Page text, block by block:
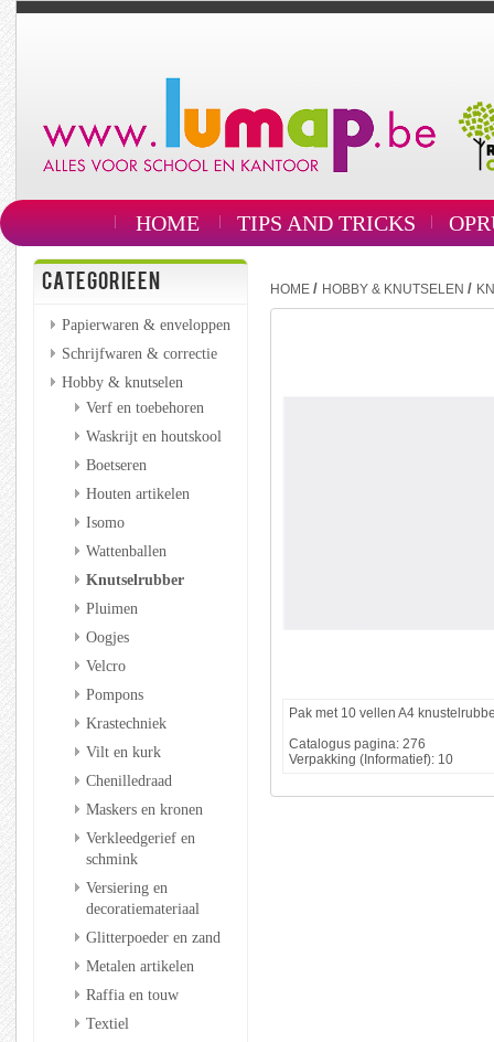
HOME TIPS AND TRICKS
CATEGORIEEN
Papierwaren & enveloppen
Schrijfwaren & correctie
Hobby & knutselen
Verf en toebehoren
Waskrijt en houtskool
Boetseren
Houten artikelen
Isomo
Wattenballen
Knutselrubber
Pluimen
Oogjes
Velcro
Pompons
Krastechniek
Vilt en kurk
Chenilledraad
Maskers en kronen
Verkleedgerief en
schmink
Versiering en
decoratiemateriaal
Glitterpoeder en zand
Metalen artikelen
Raffia en touw
Textiel
HOME / HOBBY & KNUTSELEN /
Pak met 10 vellen A4
Catalogus pagina: 276
Verpakking (Informatief): 10